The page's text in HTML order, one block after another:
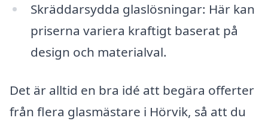
Skräddarsydda glaslösningar: Här kan
priserna variera kraftigt baserat på
design och materialval.
Det är alltid en bra idé att begära offerter
från flera glasmästare i Hörvik, så att du